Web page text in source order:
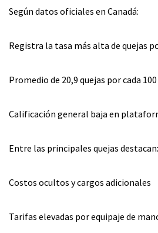
Según datos oficiales en Canadá:
Registra la tasa más alta de quejas
Promedio de 20,9 quejas por cada
Calificación general baja en
Entre las principales quejas destacan:
Costos ocultos y cargos adicionales
Tarifas elevadas por equipaje de